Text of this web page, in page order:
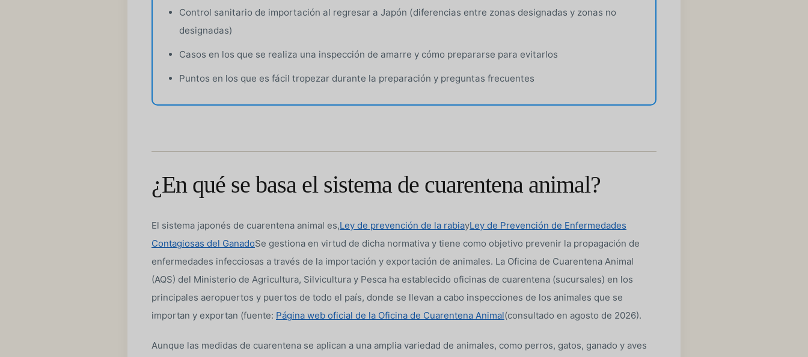
Control sanitario de importación al regresar a Japón (diferencias entre zonas designadas y zonas no
designadas)
Casos en los que se realiza una inspección de amarre y cómo prepararse para evitarlos
Puntos en los que es fácil tropezar durante la preparación y preguntas frecuentes
¿En qué se basa el sistema de cuarentena animal?
El sistema japonés de cuarentena animal es,Ley de prevención de la rabiayLey de Prevención de Enfermedades
Contagiosas del GanadoSe gestiona en virtud de dicha normativa y tiene como objetivo prevenir la propagación de
enfermedades infecciosas a través de la importación y exportación de animales. La Oficina de Cuarentena Animal
(AQS) del Ministerio de Agricultura, Silvicultura y Pesca ha establecido oficinas de cuarentena (sucursales) en los
principales aeropuertos y puertos de todo el país, donde se llevan a cabo inspecciones de los animales que se
importan y exportan (fuente: Página web oficial de la Oficina de Cuarentena Animal(consultado en agosto de 2026).
Aunque las medidas de cuarentena se aplican a una amplia variedad de animales, como perros, gatos, ganado y aves